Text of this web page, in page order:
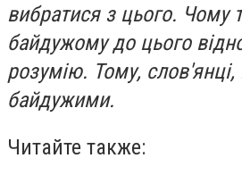
вибратися з цього. Чому
байдужому до цього
розумію. Тому, слов'янці,
байдужими.
Читайте также: